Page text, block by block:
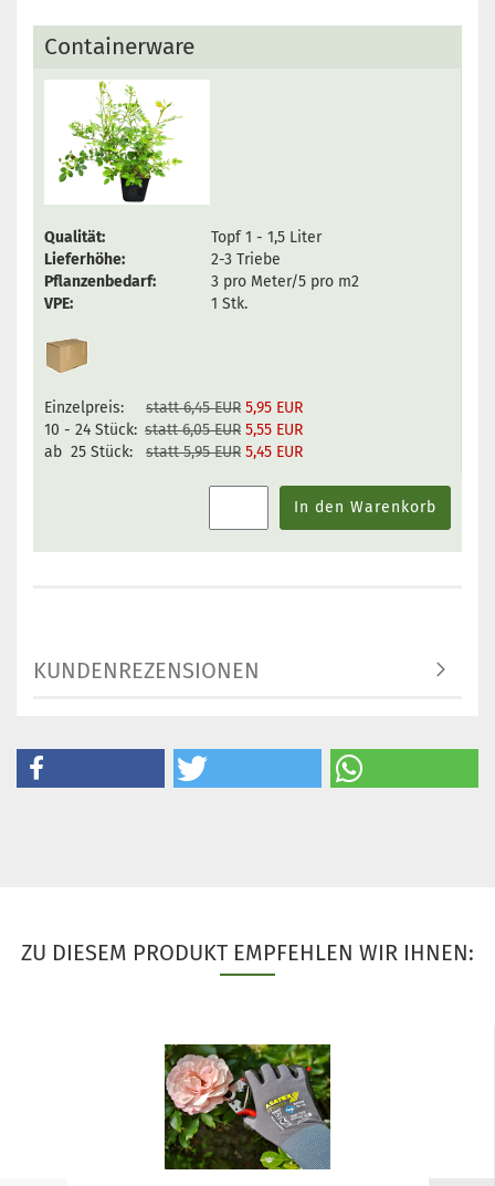
Containerware
Qualität:
Topf 1 - 1,5 Liter
Lieferhöhe:
2-3 Triebe
Pflanzenbedarf:
3 pro Meter/5 pro m2
VPE:
1 Stk.
Einzelpreis: statt 6,45 EUR 5,95 EUR
10 - 24 Stück: statt 6,05 EUR 5,55 EUR
ab 25 Stück:
statt 5,95 EUR 5,45 EUR
In den Warenkorb
KUNDENREZENSIONEN
ZU DIESEM PRODUKT EMPFEHLEN WIR IHNEN: